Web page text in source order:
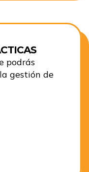
podrás
gestión de